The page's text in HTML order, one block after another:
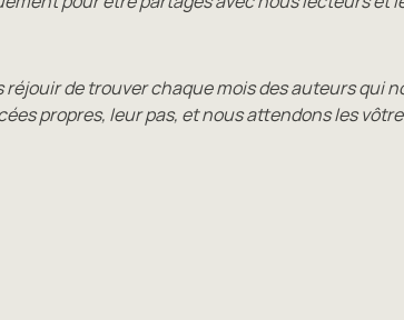
réjouir de trouver chaque mois des auteurs qui
propres, leur pas, et nous attendons les